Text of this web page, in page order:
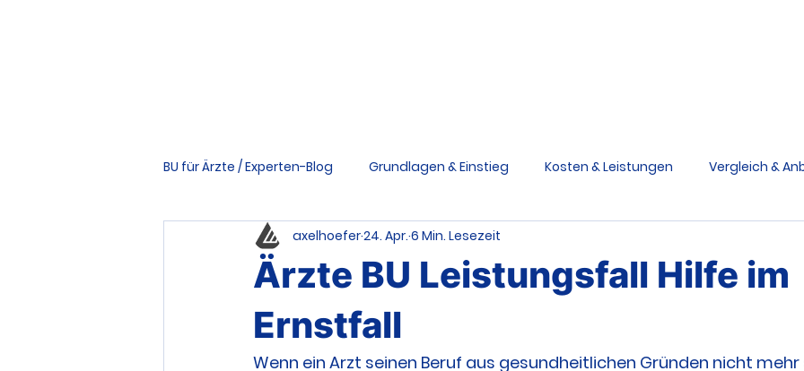
BU für Ärzte / Experten-Blog Grundlagen & Einstieg Kosten & Leistungen Vergleich &
Vertrag & Bedingungen Risiken & Ursachen
Tools & Downloads Schwere Krankheiten Schutz
Ärzte BU Leistungsfall Hilfe im
Ernstfall
axelhoefer24. Apr. 6 Min. Lesezeit
Wenn ein Arzt seinen Beruf aus gesundheitlichen Gründen nicht